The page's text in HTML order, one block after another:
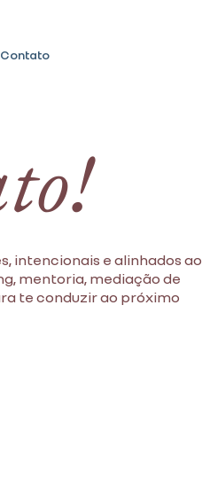
Contato
intencionais e alinhados ao
mentoria, mediação de
te conduzir ao próximo